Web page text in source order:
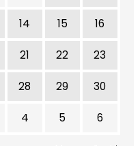
14 15 16
21 22 23
28 29 30
4 5 6